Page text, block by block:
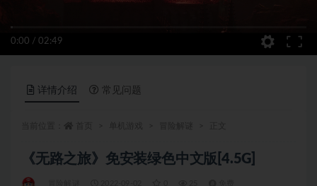
0:00 / 02:49
详情介绍 常见问题
《无路之旅》免安装绿色中文版[4.5G]